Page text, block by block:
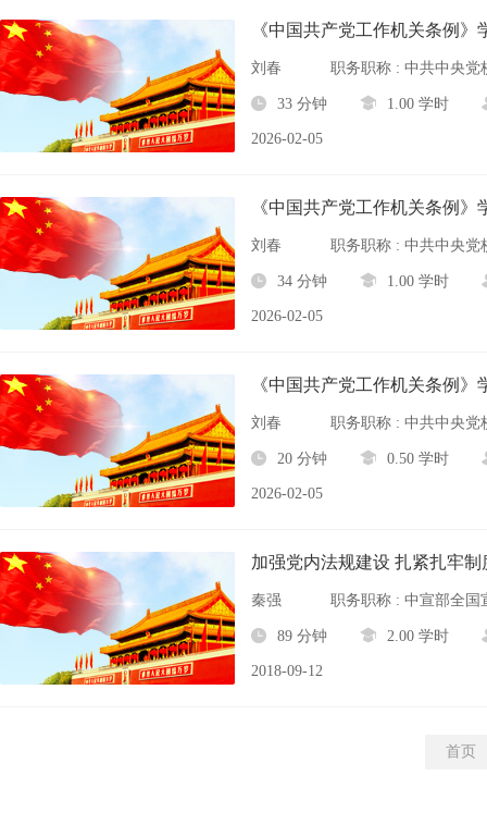
《中国共产党工作机关条例》
刘春 职务职称 : 中共中央党
33 分钟 1.00 学时
2026-02-05
《中国共产党工作机关条例》
刘春 职务职称 : 中共中央党
34 分钟 1.00 学时
2026-02-05
《中国共产党工作机关条例》
刘春 职务职称 : 中共中央党
20 分钟 0.50 学时
2026-02-05
加强党内法规建设 扎紧扎牢制
秦强 职务职称 : 中宣部全国
89 分钟 2.00 学时
2018-09-12
首页